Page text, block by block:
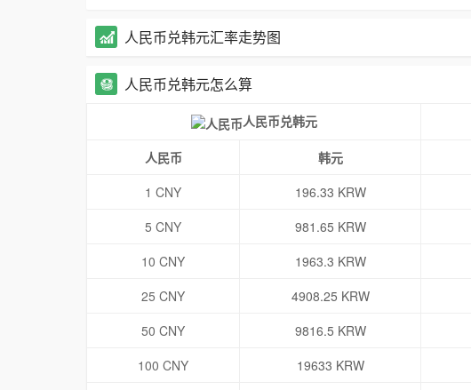
人民币兑韩元汇率走势图
人民币兑韩元怎么算
人民币兑韩元
人民币 韩元
1 CNY
196.33 KRW
5 CNY
981.65 KRW
10 CNY
1963.3 KRW
25 CNY
4908.25 KRW
50 CNY
9816.5 KRW
100 CNY
19633 KRW